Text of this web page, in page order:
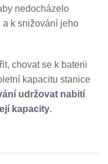
nedocházelo
a k snižování jeho
chovat se k baterii
kapacitu stanice
udržovat nabití
kapacity.